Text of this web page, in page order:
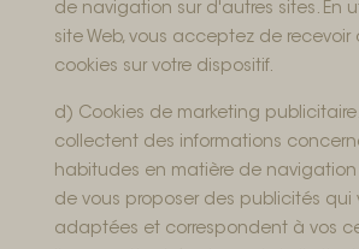
de navigation sur d'autres sites. En
site Web, vous acceptez de
cookies sur votre dispositif.
d) Cookies de marketing
collectent des informations
habitudes en matière de navigation
de vous proposer des publicités qui
adaptées et correspondent à vos